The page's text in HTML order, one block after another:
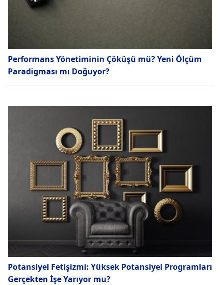
Performans Yönetiminin Çöküşü mü? Yeni Ölçüm
Paradigması mı Doğuyor?
Potansiyel Fetişizmi: Yüksek Potansiyel Programları
Gerçekten İşe Yarıyor mu?